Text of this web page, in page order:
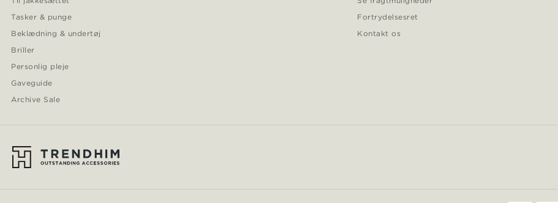
Tasker & punge
Beklædning & undertøj
Briller
Personlig pleje
Gaveguide
Archive Sale
Fortrydelsesret
Kontakt os